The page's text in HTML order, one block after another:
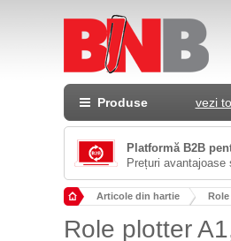
Produse vezi
Platformă B2B
Prețuri avantajoase
Articole din hartie
Role plotter